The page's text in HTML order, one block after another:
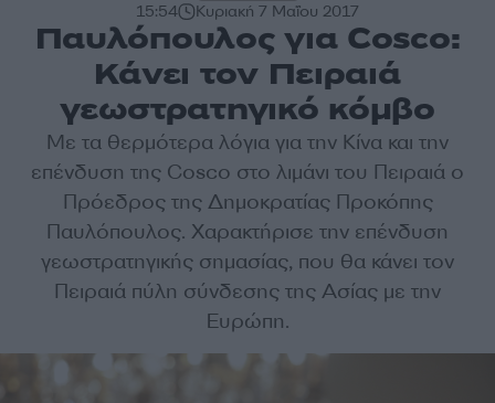
15:54 Κυριακή 7 Μαΐου 2017
Παυλόπουλος για Cosco:
Κάνει τον Πειραιά
γεωστρατηγικό κόμβο
Με τα θερμότερα λόγια για την Κίνα και την
επένδυση της Cosco στο λιμάνι του Πειραιά ο
Πρόεδρος της Δημοκρατίας Προκόπης
Παυλόπουλος. Χαρακτήρισε την επένδυση
γεωστρατηγικής σημασίας, που θα κάνει τον
Πειραιά πύλη σύνδεσης της Ασίας με την
Ευρώπη.